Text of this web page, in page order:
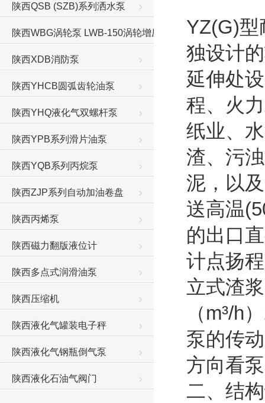
陕西QSB (SZB)系列洒水泵
陕西WBG涡轮泵 LWB-150涡轮增压泵
陕西XDB消防泵
陕西YHCB圆弧齿轮油泵
陕西YHQ液化气双螺杆泵
陕西YPB系列滑片油泵
陕西YQB系列丙烷泵
陕西ZJP系列自动加油卷盘
陕西丙烯泵
陕西磁力翻版液位计
陕西多点式润滑油泵
陕西压缩机
陕西液化气罐装电子秤
陕西液化气钢瓶倒气泵
陕西液化石油气阀门
YZ(G)
独设计
延伸处
程、火
纸业、
渣、污
泥，以
送高温
的出口
计点扬
立式渣
（m³/h
泵的传
方向看
二、结